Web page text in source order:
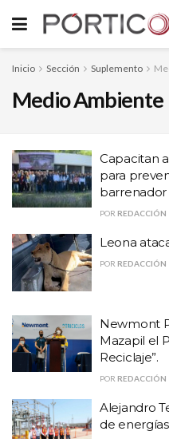
Inicio Sección Suplemento
Medio Ambiente
Capacitan
para
barrenador
POR REDACCIÓN
Leona
POR REDACCIÓN
Newmont
Mazapil el
Reciclaje”.
POR REDACCIÓN
Alejandro
de